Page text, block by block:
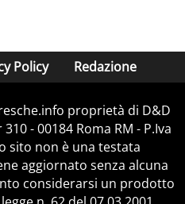
Policy Redazione
proprietà di D&D
- 00184 Roma RM - P.Iva
sito non è una testata
aggiornato senza alcuna
considerarsi un prodotto